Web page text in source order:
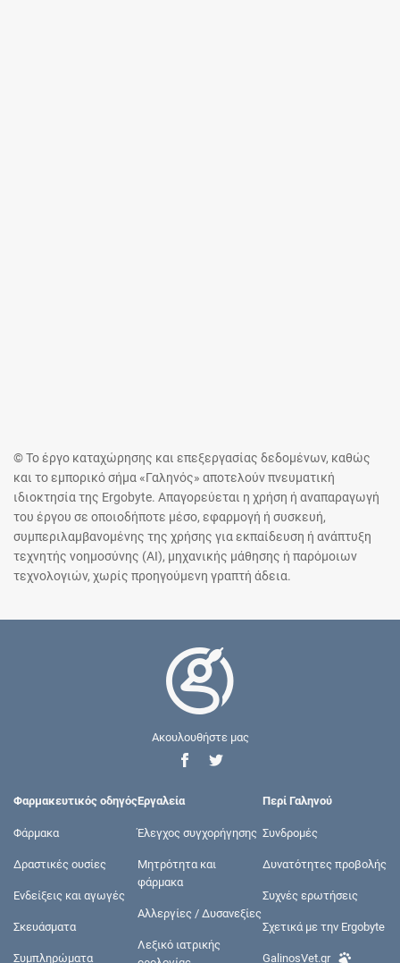
© Το έργο καταχώρησης και επεξεργασίας δεδομένων, καθώς
και το εμπορικό σήμα «Γαληνός» αποτελούν πνευματική
ιδιοκτησία της Ergobyte. Απαγορεύεται η χρήση ή αναπαραγωγή
του έργου σε οποιοδήποτε μέσο, εφαρμογή ή συσκευή,
συμπεριλαμβανομένης της χρήσης για εκπαίδευση ή ανάπτυξη
τεχνητής νοημοσύνης (AI), μηχανικής μάθησης ή παρόμοιων
τεχνολογιών, χωρίς προηγούμενη γραπτή άδεια.
Ακουλουθήστε μας
Φαρμακευτικός οδηγός
Φάρμακα
Δραστικές ουσίες
Ενδείξεις και αγωγές
Σκευάσματα
Συμπληρώματα
Εργαλεία
Έλεγχος συγχορήγησης
Μητρότητα και
φάρμακα
Αλλεργίες / Δυσανεξίες
Λεξικό ιατρικής
Περί Γαληνού
Συνδρομές
Δυνατότητες προβολής
Συχνές ερωτήσεις
Σχετικά με την Ergobyte
GalinosVet.gr